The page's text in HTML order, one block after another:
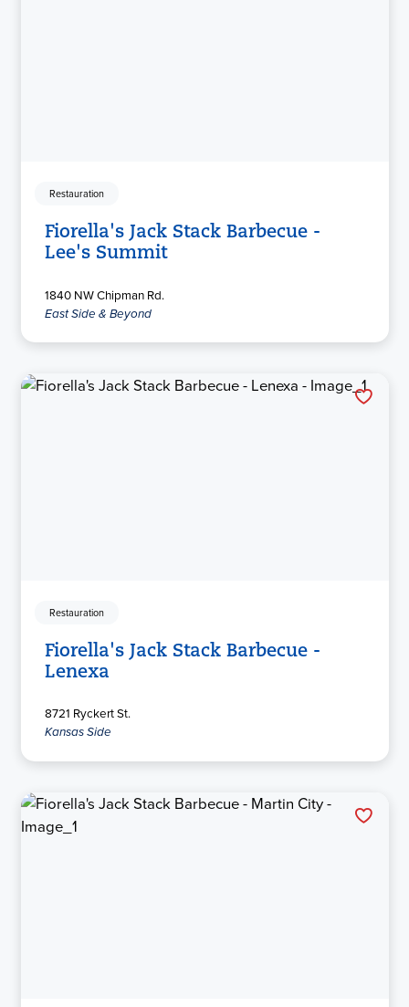
Restauration
Fiorella's Jack Stack Barbecue -
Lee's Summit
1840 NW Chipman Rd.
East Side & Beyond
Restauration
Fiorella's Jack Stack Barbecue -
Lenexa
8721 Ryckert St.
Kansas Side